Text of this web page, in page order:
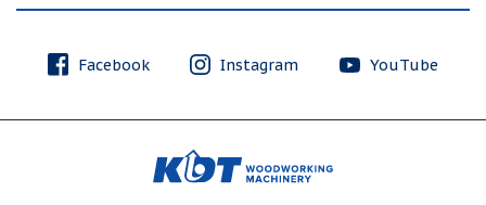
Facebook Instagram YouTube